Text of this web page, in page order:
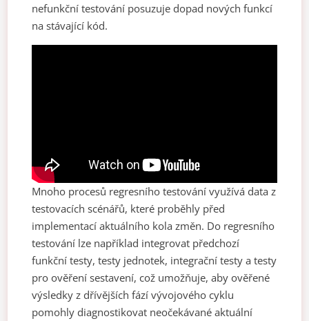
nefunkční testování posuzuje dopad nových funkcí
na stávající kód.
Mnoho procesů regresního testování využívá data z
testovacích scénářů, které proběhly před
implementací aktuálního kola změn. Do regresního
testování lze například integrovat předchozí
funkční testy, testy jednotek, integrační testy a testy
pro ověření sestavení, což umožňuje, aby ověřené
výsledky z dřívějších fází vývojového cyklu
pomohly diagnostikovat neočekávané aktuální